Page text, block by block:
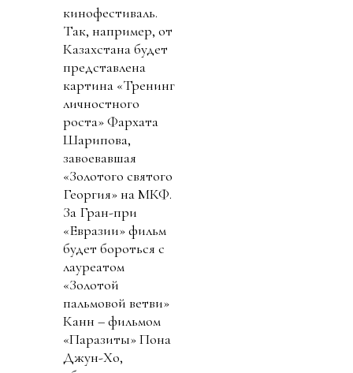
кинофестиваль.
Так, например, от
Казахстана будет
представлена
картина «Тренинг
личностного
роста» Фархата
Шарипова,
завоевавшая
«Золотого святого
Георгия» на МКФ.
За Гран-при
«Евразии» фильм
будет бороться с
лауреатом
«Золотой
пальмовой ветви»
Канн – фильмом
«Паразиты» Пона
Джун-Хо,